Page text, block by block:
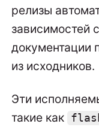
релизы
зависимостей
документации
из исходников.
Эти
такие как